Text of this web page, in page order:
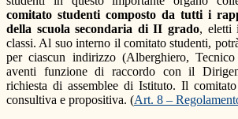
comitato studenti composto da tutti i
della scuola secondaria di II grado, eletti
classi. Al suo interno il comitato studenti,
per ciascun indirizzo (Alberghiero,
aventi funzione di raccordo con il
richiesta di assemblee di Istituto. Il
consultiva e propositiva. (Art. 8 –